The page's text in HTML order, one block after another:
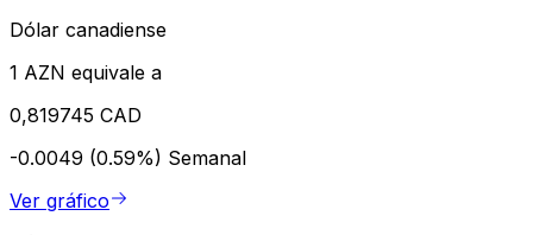
Dólar canadiense
1 AZN equivale a
0,819745 CAD
-0.0049 (0.59%) Semanal
Ver gráfico